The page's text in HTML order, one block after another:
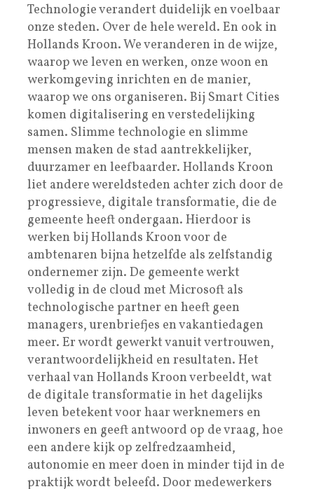
Technologie verandert duidelijk en voelbaar
onze steden. Over de hele wereld. En ook in
Hollands Kroon. We veranderen in de wijze,
waarop we leven en werken, onze woon en
werkomgeving inrichten en de manier,
waarop we ons organiseren. Bij Smart Cities
komen digitalisering en verstedelijking
samen. Slimme technologie en slimme
mensen maken de stad aantrekkelijker,
duurzamer en leefbaarder. Hollands Kroon
liet andere wereldsteden achter zich door de
progressieve, digitale transformatie, die de
gemeente heeft ondergaan. Hierdoor is
werken bij Hollands Kroon voor de
ambtenaren bijna hetzelfde als zelfstandig
ondernemer zijn. De gemeente werkt
volledig in de cloud met Microsoft als
technologische partner en heeft geen
managers, urenbriefjes en vakantiedagen
meer. Er wordt gewerkt vanuit vertrouwen,
verantwoordelijkheid en resultaten. Het
verhaal van Hollands Kroon verbeeldt, wat
de digitale transformatie in het dagelijks
leven betekent voor haar werknemers en
inwoners en geeft antwoord op de vraag, hoe
een andere kijk op zelfredzaamheid,
autonomie en meer doen in minder tijd in de
praktijk wordt beleefd. Door medewerkers